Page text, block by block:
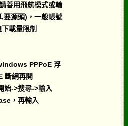
善用飛航模式或輪
要源頭)，一般帳號
載量限制
PPPoE 浮
斷網再開
->搜尋->輸入
，再輸入